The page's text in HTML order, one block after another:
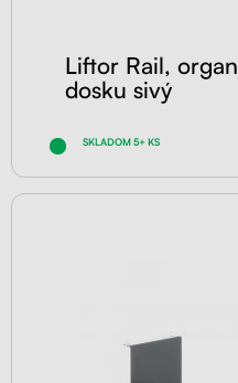
Liftor Rail,
dosku sivý
SKLADOM 5+ KS